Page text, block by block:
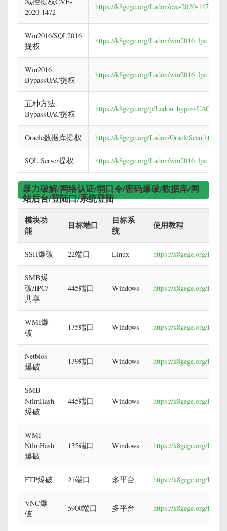
2020-1472
https://k8gege.org/Ladon/cve-2020-1472.html
Win2016/SQL2016
提权
https://k8gege.org/Ladon/
Win2016
BypassUAC提权
https://k8gege.org/Ladon/
五种方法
BypassUAC提权
https://k8gege.org/p/Ladon_bypassUAC.html
Oracle数据库提权 https://k8gege.org/Ladon/OracleScan.html
SQL Server提权 https://k8gege.org/Ladon/
暴力破解/网络认证/弱口令/密码爆破/数据库/网
站后台/登陆口/系统登陆
模块功
能
目标端口
目标系
统
使用教程
SSH爆破 22端口 Linux https://k8gege.org/
SMB爆
破/IPC/
共享
445端口 Windows https://k8gege.org/
WMI爆
破
135端口 Windows https://k8gege.org/
Netbios
爆破
139端口 Windows https://k8gege.org/
SMB-
NtlmHash
爆破
445端口 Windows https://k8gege.org/
WMI-
NtlmHash
爆破
135端口 Windows https://k8gege.org/
FTP爆破 21端口 多平台 https://k8gege.org/
VNC爆
破
5900端口 多平台 https://k8gege.org/